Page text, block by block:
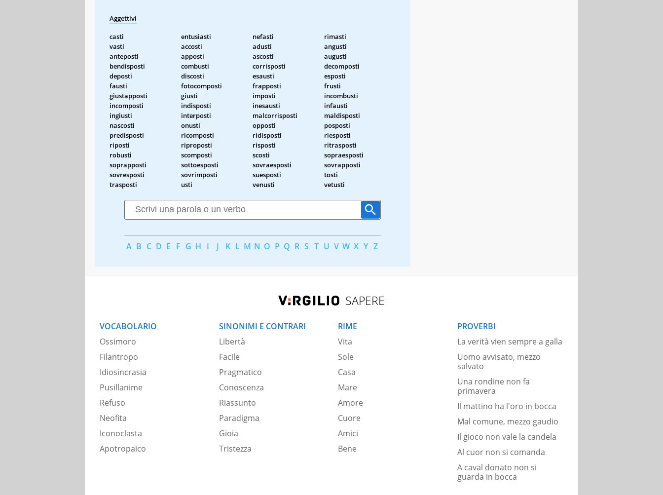
Aggettivi
casti entusiasti nefasti
rimasti
vasti
accosti adusti
angusti
anteposti
apposti ascosti
augusti
bendisposti
combusti corrisposti
decomposti
deposti
discosti esausti
esposti
fausti
fotocomposti frapposti
frusti
giustapposti
giusti imposti
incombusti
incomposti
indisposti inesausti
infausti
ingiusti
interposti malcorrisposti
maldisposti
nascosti
onusti opposti
posposti
predisposti
ricomposti ridisposti
riesposti
riposti
riproposti risposti
ritrasposti
robusti
scomposti scosti
sopraesposti
soprapposti
sottoesposti sovraesposti
sovrapposti
sovresposti
sovrimposti suesposti
tosti
trasposti
usti venusti vetusti
A B C D E F G H I J K L M N O P Q R S T U V W X Y Z
SAPERE
VOCABOLARIO
Ossimoro
Filantropo
Idiosincrasia
Pusillanime
Refuso
Neofita
Iconoclasta
Apotropaico
SINONIMI E CONTRARI
Libertà
Facile
Pragmatico
Conoscenza
Riassunto
Paradigma
Gioia
Tristezza
RIME
Vita
Sole
Casa
Mare
Amore
Cuore
Amici
Bene
PROVERBI
La verità vien sempre a galla
Uomo avvisato, mezzo
salvato
Una rondine non fa
primavera
Il mattino ha l'oro in bocca
Mal comune, mezzo gaudio
Il gioco non vale la candela
Al cuor non si comanda
A caval donato non si
guarda in bocca